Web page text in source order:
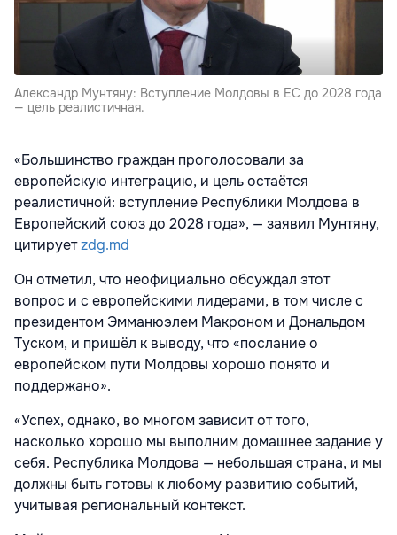
Александр Мунтяну: Вступление Молдовы в ЕС до 2028 года
— цель реалистичная.
«Большинство граждан проголосовали за
европейскую интеграцию, и цель остаётся
реалистичной: вступление Республики Молдова в
Европейский союз до 2028 года», — заявил Мунтяну,
цитируетzdg.md
Он отметил, что неофициально обсуждал этот
вопрос и с европейскими лидерами, в том числе с
президентом Эмманюэлем Макроном и Дональдом
Туском, и пришёл к выводу, что «послание о
европейском пути Молдовы хорошо понято и
поддержано».
«Успех, однако, во многом зависит от того,
насколько хорошо мы выполним домашнее задание у
себя. Республика Молдова — небольшая страна, и мы
должны быть готовы к любому развитию событий,
учитывая региональный контекст.